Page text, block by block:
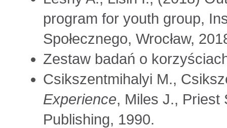
program for youth group,
Społecznego, Wrocław,
Zestaw badań o
Csikszentmihalyi M.,
Experience, Miles J., Priest
Publishing, 1990.